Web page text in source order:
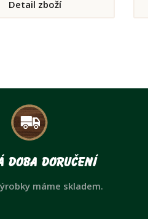
Detail zboží
doba doručení
máme skladem.